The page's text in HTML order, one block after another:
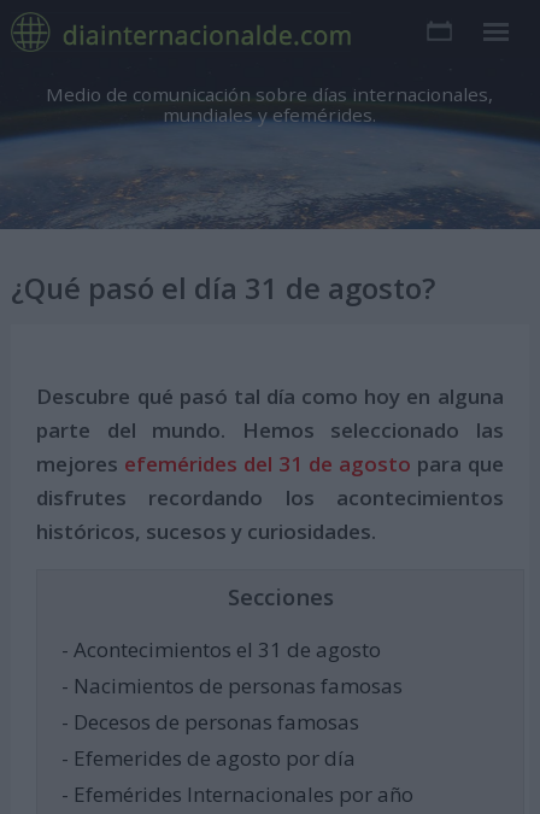
Medio de comunicación sobre días internacionales,
mundiales y efemérides.
¿Qué pasó el día 31 de agosto?
Descubre qué pasó tal día como hoy en alguna
parte del mundo. Hemos seleccionado las
mejores efemérides del 31 de agosto para que
disfrutes recordando los acontecimientos
históricos, sucesos y curiosidades.
Secciones
- Acontecimientos el 31 de agosto
- Nacimientos de personas famosas
- Decesos de personas famosas
- Efemerides de agosto por día
- Efemérides Internacionales por año